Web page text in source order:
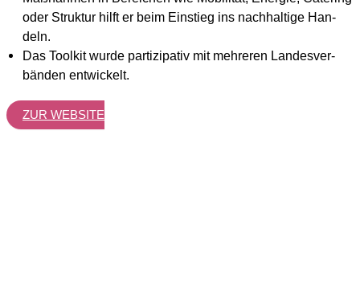
oder Struk­tur hilft er beim Ein­stieg ins nach­hal­ti­ge Han­
deln.
Das Tool­kit wur­de par­ti­zi­pa­tiv mit meh­re­ren Lan­des­ver­
bän­den ent­wi­ckelt.
ZUR WEB­SITE